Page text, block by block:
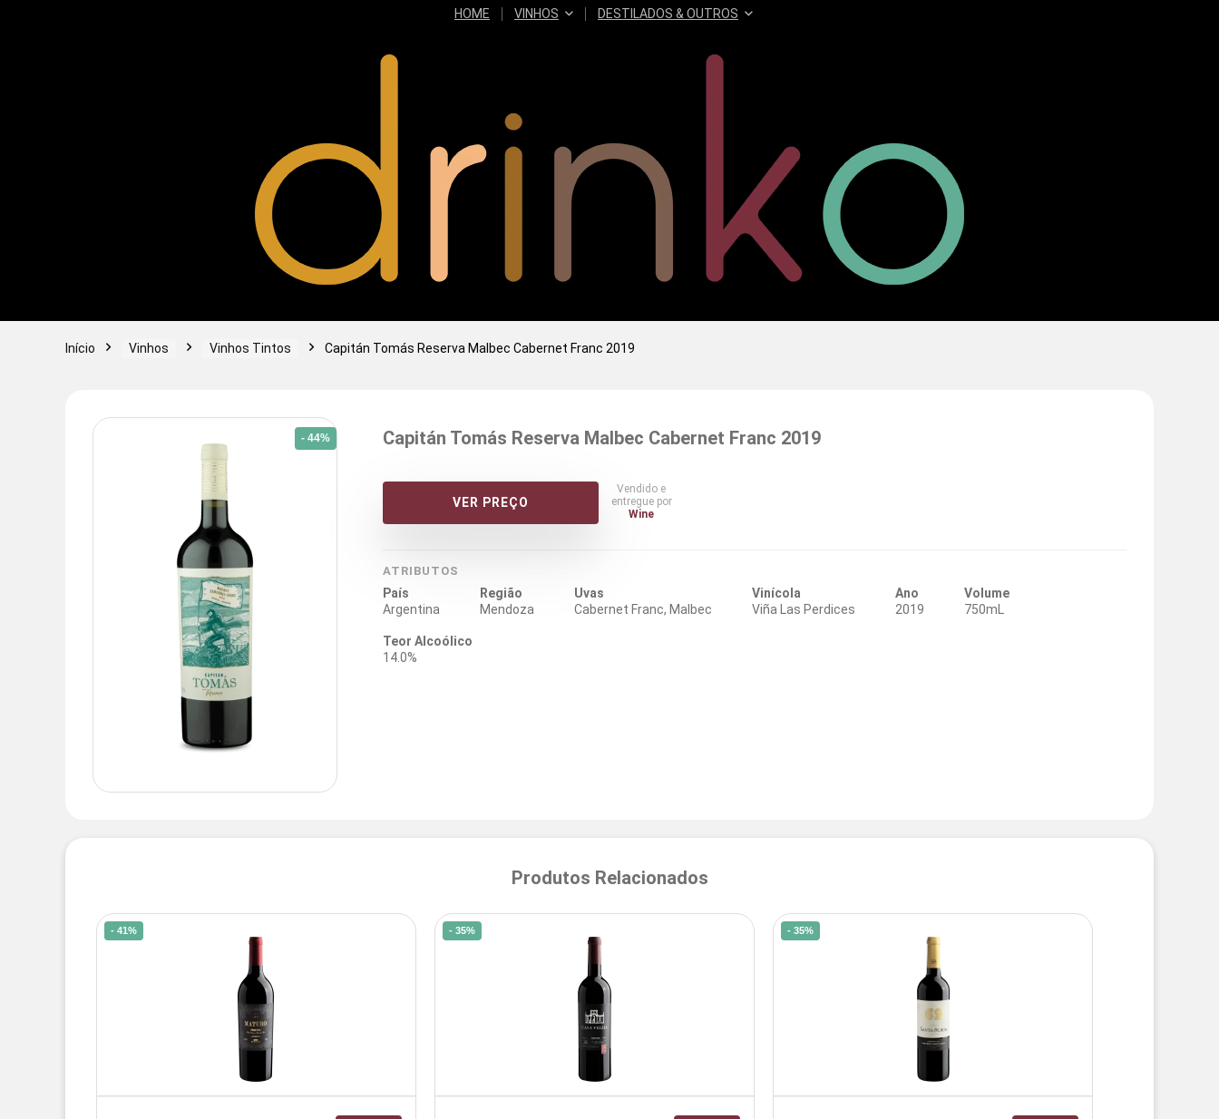
HOME VINHOS DESTILADOS & OUTROS
Início Vinhos Vinhos Tintos Capitán Tomás Reserva Malbec Cabernet Franc 2019
- 44% Capitán Tomás Reserva Malbec Cabernet Franc 2019
VER PREÇO
Vendido e
entregue por
Wine
ATRIBUTOS
País
Argentina
Região
Mendoza
Uvas
Cabernet Franc, Malbec
Vinícola
Viña Las Perdices
Ano
2019
Volume
750mL
Teor Alcoólico
14.0%
Produtos Relacionados
- 41% - 35% - 35%